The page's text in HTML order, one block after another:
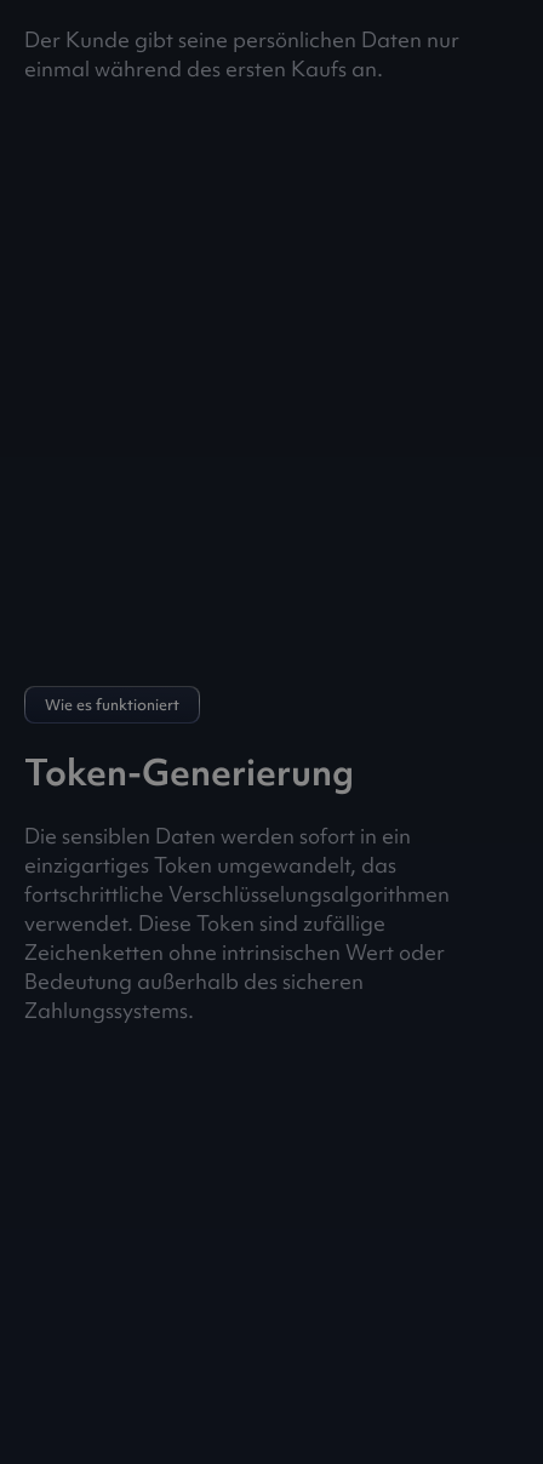
Der Kunde gibt seine persönlichen Daten nur
einmal während des ersten Kaufs an.
Wie es funktioniert
Token-Generierung
Die sensiblen Daten werden sofort in ein
einzigartiges Token umgewandelt, das
fortschrittliche Verschlüsselungsalgorithmen
verwendet. Diese Token sind zufällige
Zeichenketten ohne intrinsischen Wert oder
Bedeutung außerhalb des sicheren
Zahlungssystems.